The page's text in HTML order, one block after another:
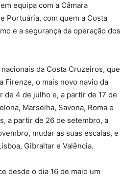
equipa com a Câmara
Portuária, com quem a Costa
e a segurança da operação dos
da Costa Cruzeiros, que
Firenze, o mais novo navio da
de 4 de julho e, a partir de 17 de
​​Marselha, Savona, Roma e
a partir de 26 de setembro, a
mudar as suas escalas, e
Gibraltar e Valência.
desde o dia 16 de maio um